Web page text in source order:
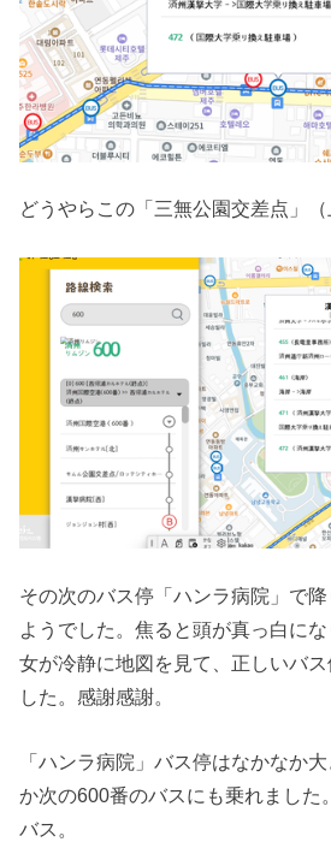
どうやらこの「三無公園交差点」
その次のバス停「ハンラ病院」で
ようでした。焦ると頭が真っ白に
女が冷静に地図を見て、正しいバ
した。感謝感謝。
「ハンラ病院」バス停はなかなか
か次の600番のバスにも乗れました
バス。